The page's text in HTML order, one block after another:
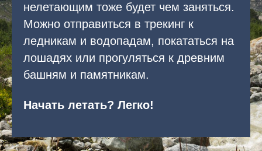
нелетающим тоже будет чем заняться.
Можно отправиться в трекинг к
ледникам и водопадам, покататься на
лошадях или прогуляться к древним
башням и памятникам.
Начать летать? Легко!